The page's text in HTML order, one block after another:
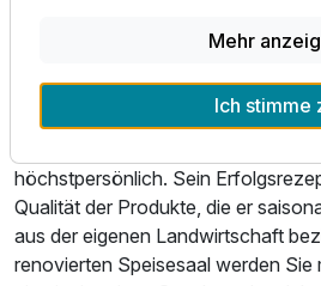
FÜR JEDEN GAUMEN
Lust auf eine kulinarische
höchstpersönlich. Sein
Qualität der Produkte, die er
aus der eigenen Landwirtschaft
renovierten Speisesaal werden Sie
Mehr
Ich stimme